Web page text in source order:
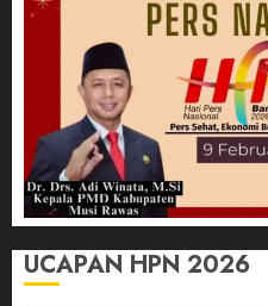
UCAPAN HPN 2026